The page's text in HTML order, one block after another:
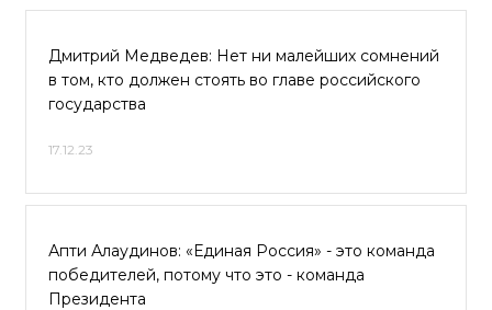
Дмитрий Медведев: Нет ни малейших сомнений
в том, кто должен стоять во главе российского
государства
17.12.23
Апти Алаудинов: «Единая Россия» - это команда
победителей, потому что это - команда
Президента